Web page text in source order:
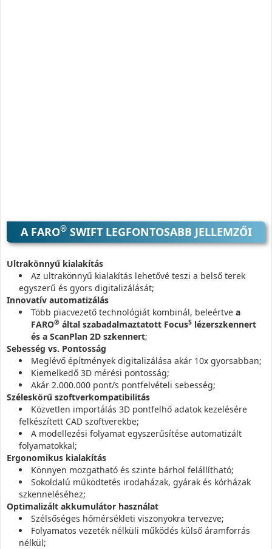
A FARO®SWIFT LEGFONTOSABB JELLEMZŐI
Ultrakönnyű kialakítás
Az ultrakönnyű kialakítás lehetővé teszi a belső terek
egyszerű és gyors digitalizálását;
Innovatív automatizálás
Több piacvezető technológiát kombinál, beleértve a
FARO® által szabadalmaztatott FocusS lézerszkennert
és a ScanPlan 2D szkennert;
Sebesség vs. Pontosság
Meglévő építmények digitalizálása akár 10x gyorsabban;
Kiemelkedő 3D mérési pontosság;
Akár 2.000.000 pont/s pontfelvételi sebesség;
Széleskörű szoftverkompatibilitás
Közvetlen importálás 3D pontfelhő adatok kezelésére
felkészített CAD szoftverekbe;
A modellezési folyamat egyszerűsítése automatizált
folyamatokkal;
Ergonomikus kialakítás
Könnyen mozgatható és szinte bárhol felállítható;
Sokoldalú működtetés irodaházak, gyárak és kórházak
szkenneléséhez;
Optimalizált akkumulátor használat
Szélsőséges hőmérsékleti viszonyokra tervezve;
Folyamatos vezeték nélküli működés külső áramforrás
nélkül;